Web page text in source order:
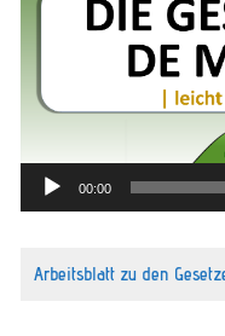
00:00
Arbeitsblatt zu den